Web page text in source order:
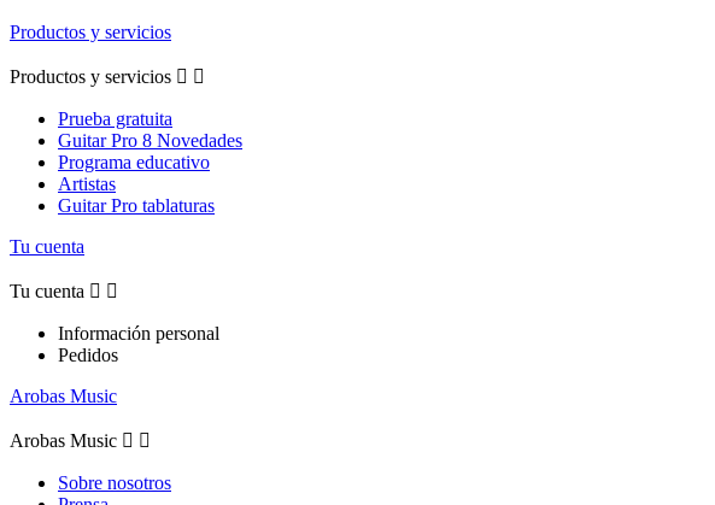
Productos y servicios
Productos y servicios  
Prueba gratuita
Guitar Pro 8 Novedades
Programa educativo
Artistas
Guitar Pro tablaturas
Tu cuenta
Tu cuenta  
Información personal
Pedidos
Arobas Music
Arobas Music  
Sobre nosotros